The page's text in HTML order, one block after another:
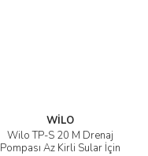
WİLO
Wilo TP-S 20 M Drenaj
Pompası Az Kirli Sular İçin